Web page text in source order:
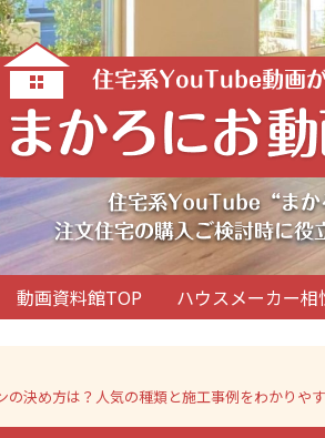
動画資料館TOP ハウスメーカー相
の決め方は？人気の種類と施工事例をわかりや